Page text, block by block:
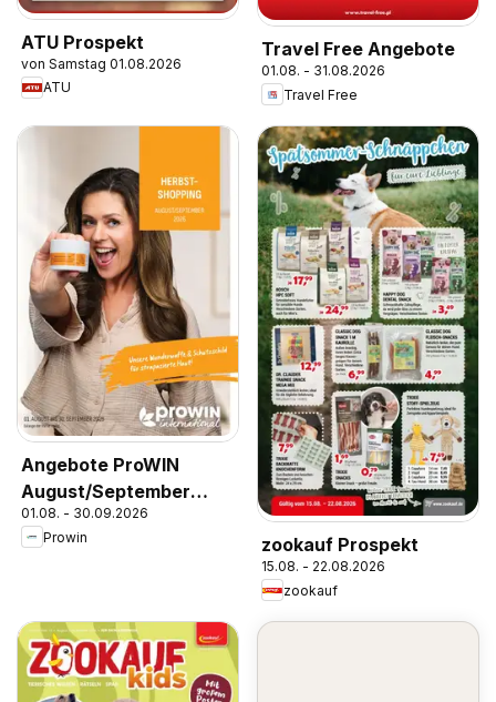
ATU Prospekt
von Samstag 01.08.2026
ATU
Travel Free Angebote
01.08. - 31.08.2026
Travel Free
Angebote ProWIN
August/September
2026
01.08. - 30.09.2026
Prowin
zookauf Prospekt
15.08. - 22.08.2026
zookauf